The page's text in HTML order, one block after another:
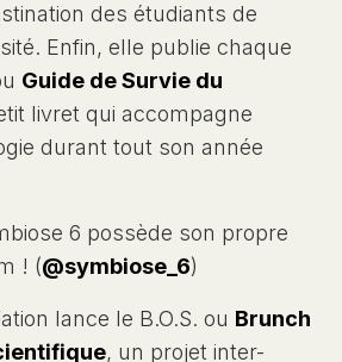
des étudiants de
Enfin, elle publie chaque
Guide de Survie du
livret qui accompagne
durant tout son année
6 possède son propre
! (@symbiose_6)
lance le B.O.S. ou Brunch
, un projet inter-